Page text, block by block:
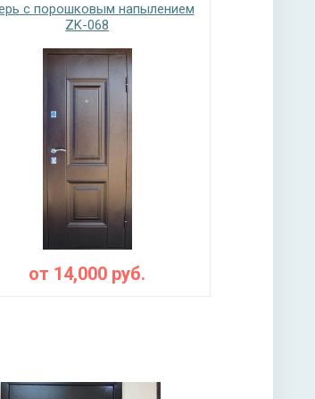
с порошковым напылением
ZK-068
от 14,000 руб.